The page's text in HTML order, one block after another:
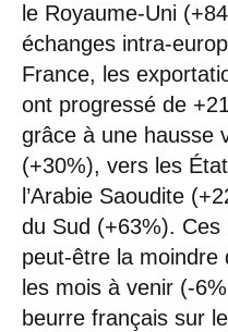
le Royaume-Uni
échanges intra-
France, les
ont progressé de
grâce à une hausse
(+30%), vers les
l’Arabie Saoudite
du Sud (+63%).
peut-être la moindre
les mois à venir (-
beurre français sur